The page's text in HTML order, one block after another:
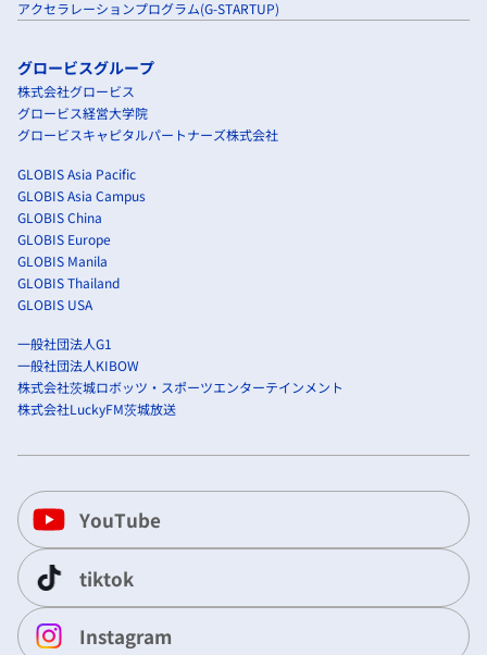
アクセラレーションプログラム(G-STARTUP)
グロービスグループ
株式会社グロービス
グロービス経営大学院
グロービスキャピタルパートナーズ株式会社
GLOBIS Asia Pacific
GLOBIS Asia Campus
GLOBIS China
GLOBIS Europe
GLOBIS Manila
GLOBIS Thailand
GLOBIS USA
一般社団法人G1
一般社団法人KIBOW
株式会社茨城ロボッツ・スポーツエンターテインメント
株式会社LuckyFM茨城放送
YouTube
tiktok
Instagram